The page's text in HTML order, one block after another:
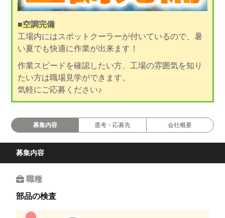
■空調完備
工場内にはスポットクーラーが付いているので、暑
い夏でも快適に作業が出来ます！
作業スピードを確認したい方、工場の雰囲気を知り
たい方は職場見学ができます。
気軽にご応募ください♪
募集内容 選考・応募先 会社概要
募集内容
職種
部品の検査